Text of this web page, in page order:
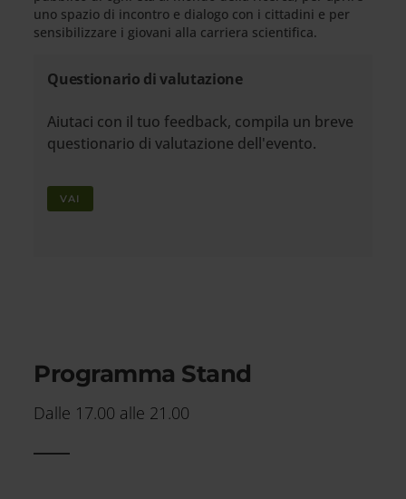
uno spazio di incontro e dialogo con i cittadini e per
sensibilizzare i giovani alla carriera scientifica.
Questionario di valutazione
Aiutaci con il tuo feedback, compila un breve
questionario di valutazione dell'evento.
VAI
Programma Stand
Dalle 17.00 alle 21.00